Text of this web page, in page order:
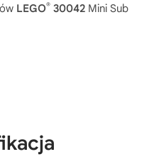
LEGO® 30042 Mini Sub